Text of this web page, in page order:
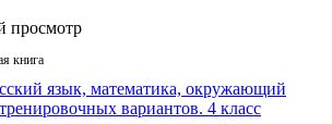
просмотр
книга
язык, математика, окружающий
вариантов. 4 класс